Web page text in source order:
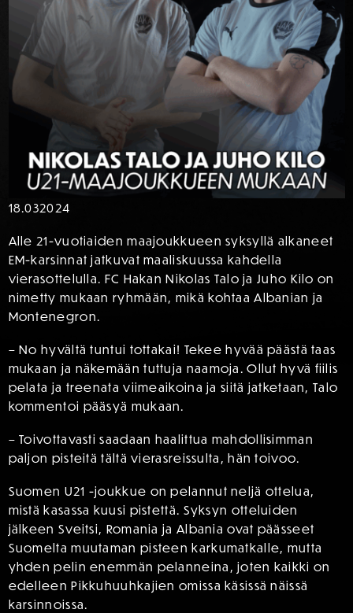
18.032024
Alle 21-vuotiaiden maajoukkueen syksyllä alkaneet
EM-karsinnat jatkuvat maaliskuussa kahdella
vierasottelulla. FC Hakan Nikolas Talo ja Juho Kilo on
nimetty mukaan ryhmään, mikä kohtaa Albanian ja
Montenegron.
– No hyvältä tuntui tottakai! Tekee hyvää päästä taas
mukaan ja näkemään tuttuja naamoja. Ollut hyvä fiilis
pelata ja treenata viimeaikoina ja siitä jatketaan, Talo
kommentoi pääsyä mukaan.
– Toivottavasti saadaan haalittua mahdollisimman
paljon pisteitä tältä vierasreissulta, hän toivoo.
Suomen U21 -joukkue on pelannut neljä ottelua,
mistä kasassa kuusi pistettä. Syksyn otteluiden
jälkeen Sveitsi, Romania ja Albania ovat päässeet
Suomelta muutaman pisteen karkumatkalle, mutta
yhden pelin enemmän pelanneina, joten kaikki on
edelleen Pikkuhuuhkajien omissa käsissä näissä
karsinnoissa.